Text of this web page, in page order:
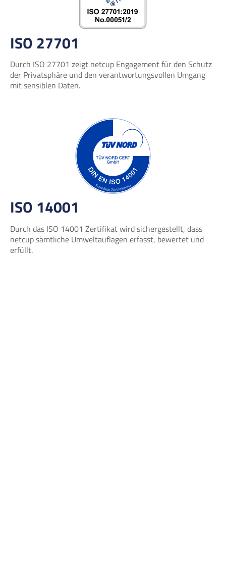
ISO 27701
Durch ISO 27701 zeigt netcup Engagement für den Schutz
der Privatsphäre und den verantwortungsvollen Umgang
mit sensiblen Daten.
ISO 14001
Durch das ISO 14001 Zertifikat wird sichergestellt, dass
netcup sämtliche Umweltauflagen erfasst, bewertet und
erfüllt.